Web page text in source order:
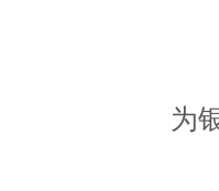
为